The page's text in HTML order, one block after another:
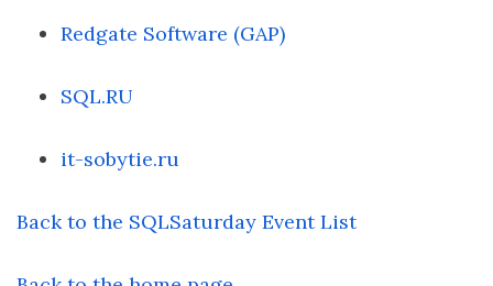
Redgate Software (GAP)
SQL.RU
it-sobytie.ru
Back to the SQLSaturday Event List